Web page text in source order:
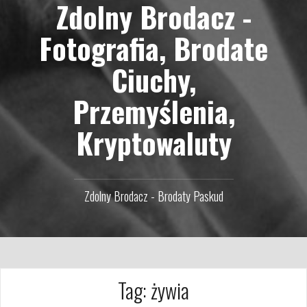
Zdolny Brodacz -
Fotografia, Brodate
Ciuchy,
Przemyślenia,
Kryptowaluty
Zdolny Brodacz - Brodaty Paskud
Tag:żywia